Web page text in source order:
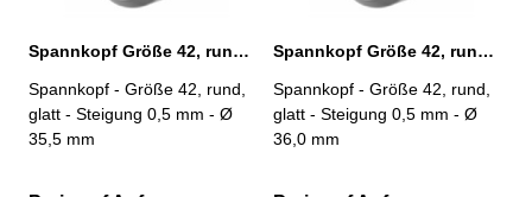
Spannkopf Größe 42, rund, glatt, Ø 35,5 mm
Spannkopf - Größe 42, rund,
glatt - Steigung 0,5 mm - Ø
35,5 mm
Spannkopf Größe 42, rund, glatt, Ø 36,0 mm
Spannkopf - Größe 42, rund,
glatt - Steigung 0,5 mm - Ø
36,0 mm